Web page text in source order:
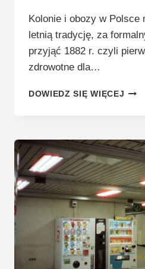
Kolonie i obozy w Polsce
letnią tradycję, za
przyjąć 1882 r. czyli
zdrowotne dla…
DOWIEDZ SIĘ WIĘCEJ